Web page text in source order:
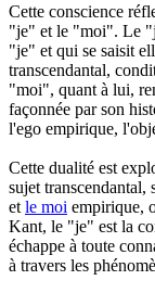
Cette conscience
"je" et le "moi". Le
"je" et qui se saisit
transcendantal,
"moi", quant à lui,
façonnée par son
l'ego empirique,
Cette dualité est
sujet transcendantal,
et le moi empirique,
Kant, le "je" est la
échappe à toute
à travers les